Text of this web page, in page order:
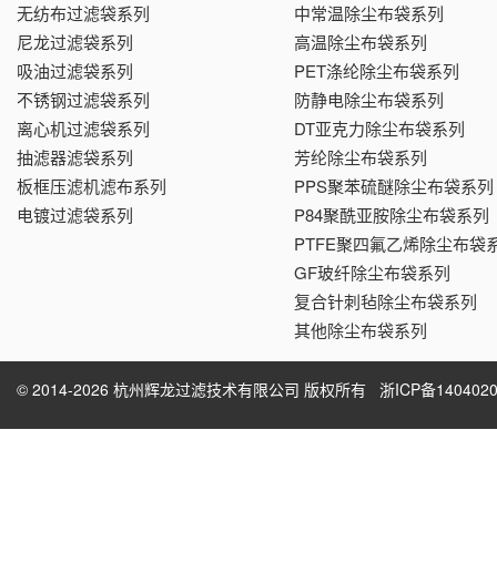
无纺布过滤袋系列
尼龙过滤袋系列
吸油过滤袋系列
不锈钢过滤袋系列
离心机过滤袋系列
抽滤器滤袋系列
板框压滤机滤布系列
电镀过滤袋系列
中常温除尘布袋系列
高温除尘布袋系列
PET涤纶除尘布袋系列
防静电除尘布袋系列
DT亚克力除尘布袋系列
芳纶除尘布袋系列
PPS聚苯硫醚除尘布袋系列
P84聚酰亚胺除尘布袋系列
PTFE聚四氟乙烯除尘布袋
GF玻纤除尘布袋系列
复合针刺毡除尘布袋系列
其他除尘布袋系列
© 2014-2026 杭州辉龙过滤技术有限公司 版权所有 浙ICP备